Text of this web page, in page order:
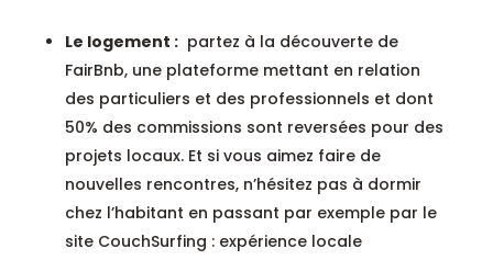
Le logement :partez à la découverte de
FairBnb, une plateforme mettant en relation
des particuliers et des professionnels et dont
50% des commissions sont reversées pour des
projets locaux. Et si vous aimez faire de
nouvelles rencontres, n’hésitez pas à dormir
chez l’habitant en passant par exemple par le
site CouchSurfing : expérience locale